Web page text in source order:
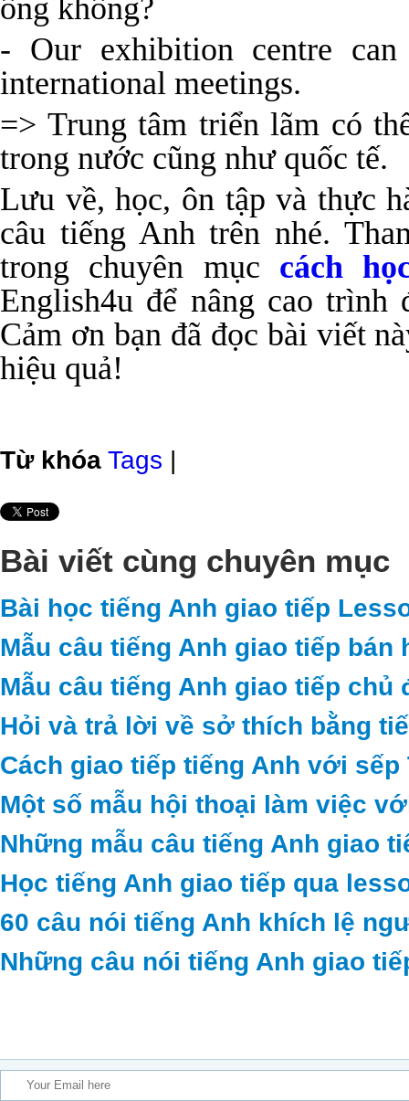
ông không?
- Our exhibition centre
international meetings.
=> Trung tâm triển lãm có
trong nước cũng như quốc tế.
Lưu về, học, ôn tập và thực
câu tiếng Anh trên nhé.
trong chuyên mục cách
English4u để nâng cao
Cảm ơn bạn đã đọc bài viết
hiệu quả!
Từ khóa Tags |
Bài viết cùng chuyên mục
Bài học tiếng Anh giao tiếp
Mẫu câu tiếng Anh giao tiếp bán
Mẫu câu tiếng Anh giao tiếp
Hỏi và trả lời về sở thích bằng
Cách giao tiếp tiếng Anh với sếp
Một số mẫu hội thoại làm việc
Những mẫu câu tiếng Anh giao
Học tiếng Anh giao tiếp qua
60 câu nói tiếng Anh khích lệ
Những câu nói tiếng Anh giao